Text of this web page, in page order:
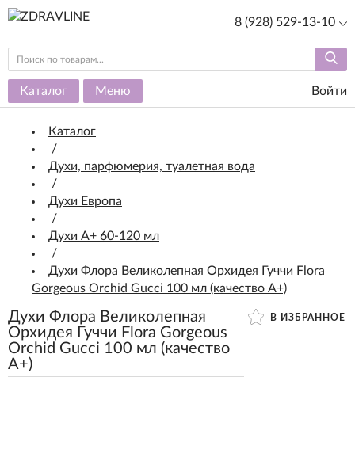
8 (928) 529-13-10
Каталог Меню Войти
Каталог
/
Духи, парфюмерия, туалетная вода
/
Духи Европа
/
Духи А+ 60-120 мл
/
Духи Флора Великолепная Орхидея Гуччи Flora
Gorgeous Orchid Gucci 100 мл (качество А+)
В ИЗБРАННОЕ
Духи Флора Великолепная
Орхидея Гуччи Flora Gorgeous
Orchid Gucci 100 мл (качество
А+)